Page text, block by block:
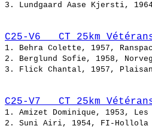
3. Lundgaard Aase
C25-V6   CT 25km
1. Behra Colette,
2. Berglund Sofie,
3. Flick Chantal, 1957,
C25-V7   CT 25km
1. Amizet Dominique,
2. Suni Airi,